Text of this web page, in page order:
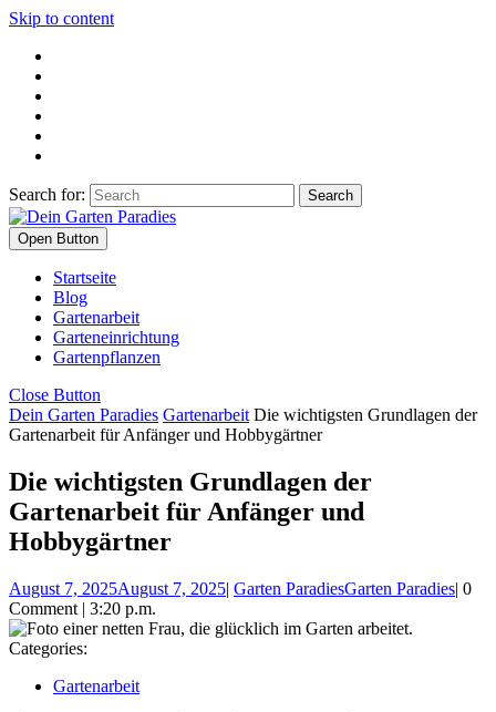
Skip to content
Search for:
Open Button
Startseite
Blog
Gartenarbeit
Garteneinrichtung
Gartenpflanzen
Close Button
Dein Garten Paradies Gartenarbeit Die wichtigsten Grundlagen der
Gartenarbeit für Anfänger und Hobbygärtner
Die wichtigsten Grundlagen der
Gartenarbeit für Anfänger und
Hobbygärtner
August 7, 2025August 7, 2025| Garten ParadiesGarten Paradies| 0
Comment | 3:20 p.m.
Categories:
Gartenarbeit